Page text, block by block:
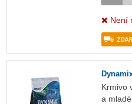
Není
Krmivo
a